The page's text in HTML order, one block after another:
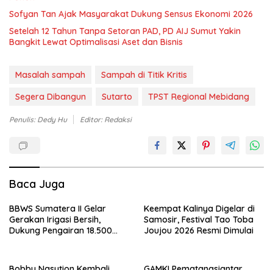
Sofyan Tan Ajak Masyarakat Dukung Sensus Ekonomi 2026
Setelah 12 Tahun Tanpa Setoran PAD, PD AIJ Sumut Yakin
Bangkit Lewat Optimalisasi Aset dan Bisnis
Masalah sampah
Sampah di Titik Kritis
Segera Dibangun
Sutarto TPST Regional Mebidang
Penulis: Dedy Hu Editor: Redaksi
Baca Juga
BBWS Sumatera II Gelar
Gerakan Irigasi Bersih,
Dukung Pengairan 18.500
Keempat Kalinya Digelar di
Samosir, Festival Tao Toba
Joujou 2026 Resmi Dimulai